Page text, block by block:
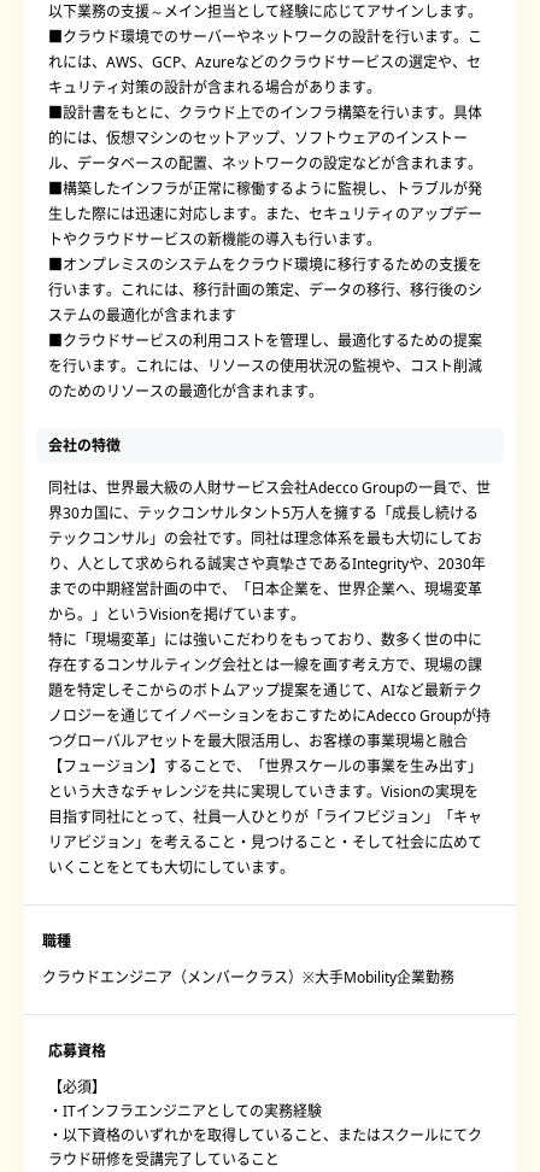
以下業務の支援～メイン担当として経験に応じてアサインします。
■クラウド環境でのサーバーやネットワークの設計を行います。こ
れには、AWS、GCP、Azureなどのクラウドサービスの選定や、セ
キュリティ対策の設計が含まれる場合があります。
■設計書をもとに、クラウド上でのインフラ構築を行います。具体
的には、仮想マシンのセットアップ、ソフトウェアのインストー
ル、データベースの配置、ネットワークの設定などが含まれます。
■構築したインフラが正常に稼働するように監視し、トラブルが発
生した際には迅速に対応します。また、セキュリティのアップデー
トやクラウドサービスの新機能の導入も行います。
■オンプレミスのシステムをクラウド環境に移行するための支援を
行います。これには、移行計画の策定、データの移行、移行後のシ
ステムの最適化が含まれます
■クラウドサービスの利用コストを管理し、最適化するための提案
を行います。これには、リソースの使用状況の監視や、コスト削減
のためのリソースの最適化が含まれます。
会社の特徴
同社は、世界最大級の人財サービス会社Adecco Groupの一員で、世
界30カ国に、テックコンサルタント5万人を擁する「成長し続ける
テックコンサル」の会社です。同社は理念体系を最も大切にしてお
り、人として求められる誠実さや真摯さであるIntegrityや、2030年
までの中期経営計画の中で、「日本企業を、世界企業へ、現場変革
から。」というVisionを掲げています。
特に「現場変革」には強いこだわりをもっており、数多く世の中に
存在するコンサルティング会社とは一線を画す考え方で、現場の課
題を特定しそこからのボトムアップ提案を通じて、AIなど最新テク
ノロジーを通じてイノベーションをおこすためにAdecco Groupが持
つグローバルアセットを最大限活用し、お客様の事業現場と融合
【フュージョン】することで、「世界スケールの事業を生み出す」
という大きなチャレンジを共に実現していきます。Visionの実現を
目指す同社にとって、社員一人ひとりが「ライフビジョン」「キャ
リアビジョン」を考えること・見つけること・そして社会に広めて
いくことをとても大切にしています。
職種
クラウドエンジニア（メンバークラス）※大手Mobility企業勤務
応募資格
【必須】
・ITインフラエンジニアとしての実務経験
・以下資格のいずれかを取得していること、またはスクールにてク
ラウド研修を受講完了していること